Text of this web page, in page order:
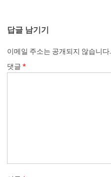
답글 남기기
이메일 주소는 공개되지 않습니다.
댓글 *